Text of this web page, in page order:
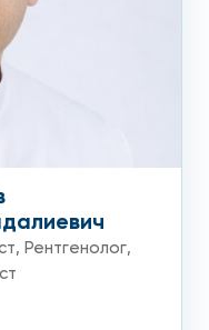
, Рентгенолог,